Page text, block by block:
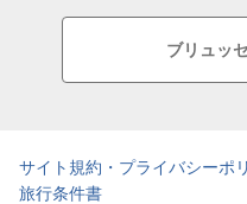
ブリュッ
サイト規約・プライバシーポ
旅行条件書